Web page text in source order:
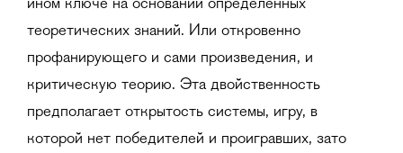
ином ключе на основании определенных
теоретических знаний. Или откровенно
профанирующего и сами произведения, и
критическую теорию. Эта двойственность
предполагает открытость системы, игру, в
которой нет победителей и проигравших, зато